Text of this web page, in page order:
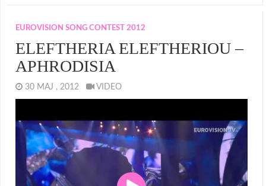
EUROVISION SONG CONTEST 2012
ELEFTHERIA ELEFTHERIOU –
APHRODISIA
30 MAJ , 2012 VIDEO